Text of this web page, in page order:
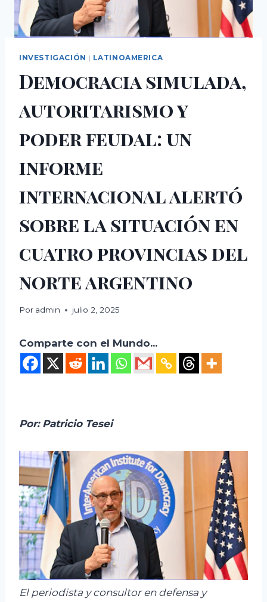
INVESTIGACIÓN | LATINOAMERICA
Democracia simulada,
autoritarismo y
poder feudal: un
informe
internacional alertó
sobre la situación en
cuatro provincias del
norte argentino
Por admin julio 2, 2025
Comparte con el Mundo...
Por: Patricio Tesei
El periodista y consultor en defensa y